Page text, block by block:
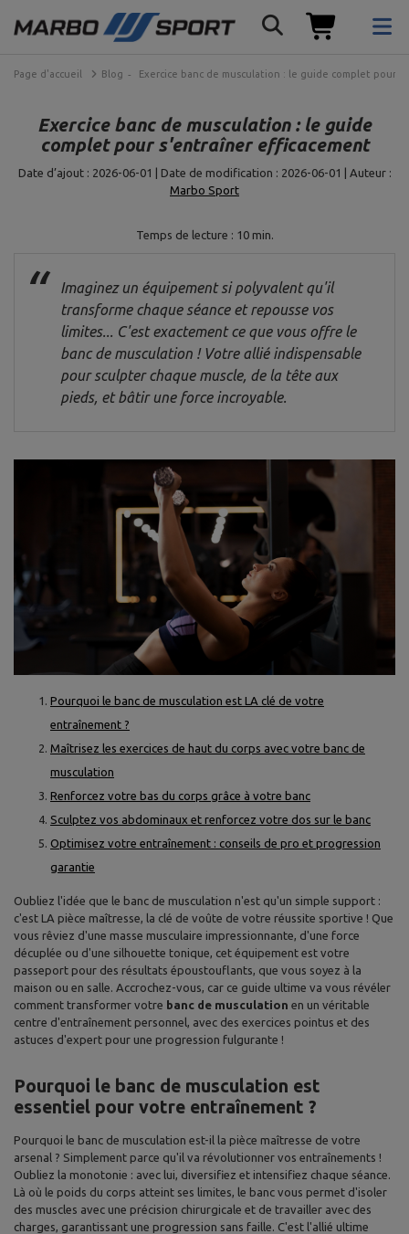
Page d'accueil Blog Exercice banc de musculation : le guide complet pour
Exercice banc de musculation : le guide
complet pour s'entraîner efficacement
Date d’ajout : 2026-06-01 | Date de modification : 2026-06-01 | Auteur :
Marbo Sport
Temps de lecture : 10 min.
Imaginez un équipement si polyvalent qu'il
transforme chaque séance et repousse vos
limites... C'est exactement ce que vous offre le
banc de musculation ! Votre allié indispensable
pour sculpter chaque muscle, de la tête aux
pieds, et bâtir une force incroyable.
Pourquoi le banc de musculation est LA clé de votre
entraînement ?
Maîtrisez les exercices de haut du corps avec votre banc de
musculation
Renforcez votre bas du corps grâce à votre banc
Sculptez vos abdominaux et renforcez votre dos sur le banc
Optimisez votre entraînement : conseils de pro et progression
garantie
Oubliez l'idée que le banc de musculation n'est qu'un simple support :
c'est LA pièce maîtresse, la clé de voûte de votre réussite sportive ! Que
vous rêviez d'une masse musculaire impressionnante, d'une force
décuplée ou d'une silhouette tonique, cet équipement est votre
passeport pour des résultats époustouflants, que vous soyez à la
maison ou en salle. Accrochez-vous, car ce guide ultime va vous révéler
comment transformer votre banc de musculation en un véritable
centre d'entraînement personnel, avec des exercices pointus et des
astuces d'expert pour une progression fulgurante !
Pourquoi le banc de musculation est
essentiel pour votre entraînement ?
Pourquoi le banc de musculation est-il la pièce maîtresse de votre
arsenal ? Simplement parce qu'il va révolutionner vos entraînements !
Oubliez la monotonie : avec lui, diversifiez et intensifiez chaque séance.
Là où le poids du corps atteint ses limites, le banc vous permet d'isoler
des muscles avec une précision chirurgicale et de travailler avec des
charges, garantissant une progression sans faille. C'est l'allié ultime